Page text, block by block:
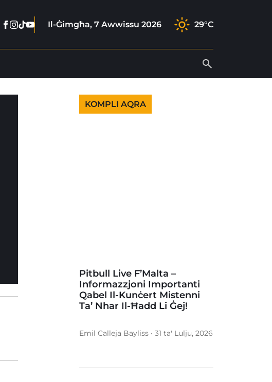
Facebook
Instagram
Tiktok
YoutubeIl-Ġimgħa, 7 Awwissu 2026 29°C
KOMPLI AQRA
Pitbull Live F’Malta –
Informazzjoni Importanti
Qabel Il-Kunċert Mistenni
Ta’ Nhar Il-Ħadd Li Ġej!
Emil Calleja Bayliss • 31 ta' Lulju, 2026